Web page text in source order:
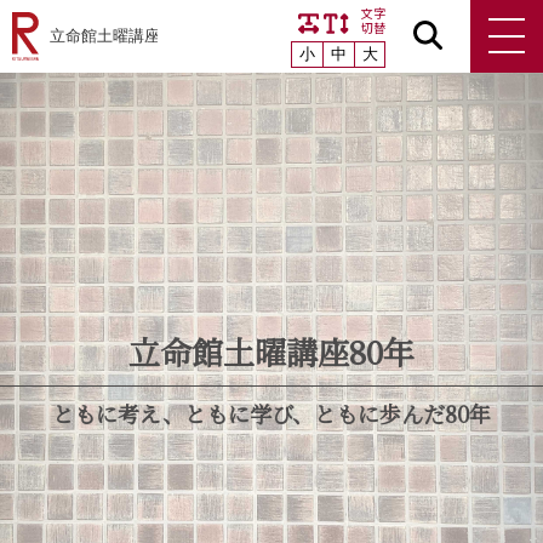
文字
切替
小
中 大
立命館土曜講座80年
ともに考え、ともに学び、ともに歩んだ80年
立命館土曜講座
無料公開講座
立命館土曜講座
無料公開講座